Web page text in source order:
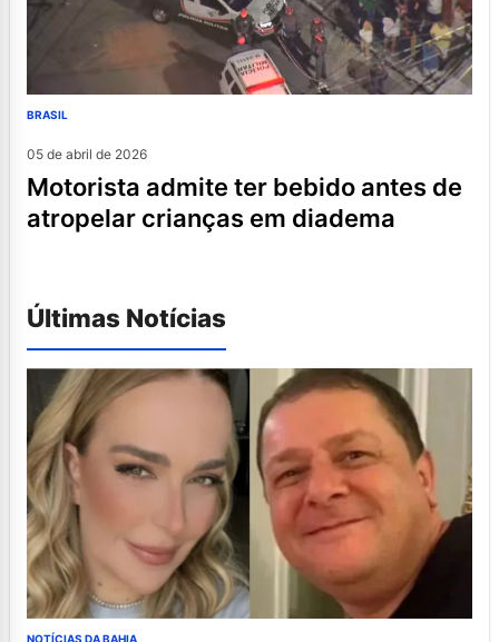
BRASIL
05 de abril de 2026
motorista admite ter bebido antes de
atropelar crianças em diadema
Últimas Notícias
NOTÍCIAS DA BAHIA